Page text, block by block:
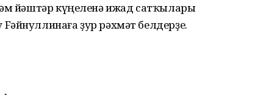
йәштәр күңеленә ижад сатҡылары
ҙур рәхмәт белдерҙе.